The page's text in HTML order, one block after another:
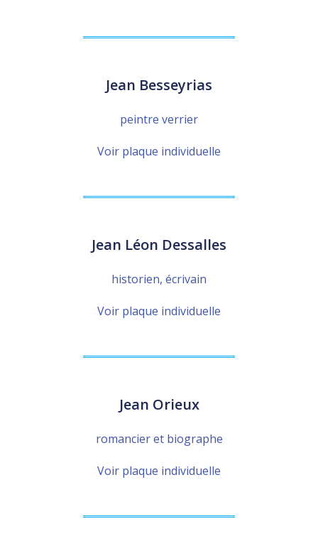
Jean Besseyrias
peintre verrier
Voir plaque individuelle
Jean Léon Dessalles
historien, écrivain
Voir plaque individuelle
Jean Orieux
romancier et biographe
Voir plaque individuelle